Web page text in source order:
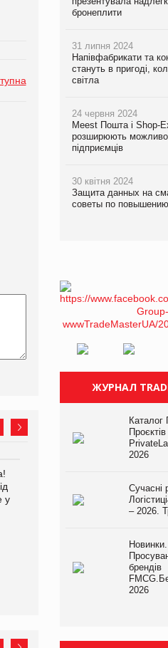
у
кампанію «Хто б знав» про
асортимент, якого покупці
не очікують побачити на
бронеплити
31 липня 2024
Напівфабрикати та
стануть в пригоді,
світла
24 червня 2024
Meest Пошта і Shop-
розширюють
підприємців
30 квітня 2024
Защита данных на
советы по повышению
ЖУРНАЛ
Каталог
Проєктів
2026
Сучасні
– 2026.
Новинки.
брендів
2026